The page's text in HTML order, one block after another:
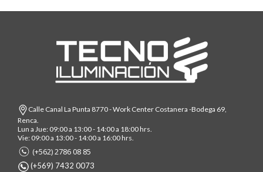
Calle Canal La Punta 8770 - Work Center Costanera -Bodega 69,
Renca.
Lun a Jue: 09:00 a 13:00 - 14:00 a 18:00 hrs.
Vie: 09:00 a 13:00 - 14:00 a 16:00 hrs.
(+562) 2786 08 85
(+569) 7432 0073